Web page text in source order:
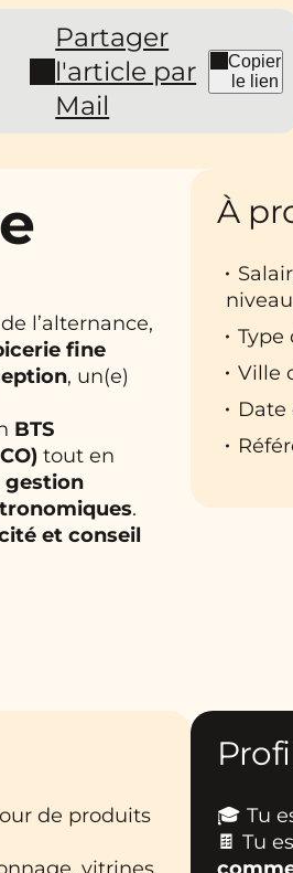
Partager
l'article par
Mail
Copier
le lien
l’alternance,
fine
, un(e)
BTS
tout en
gestion
.
et conseil
À
Type
Ville
Date
de produits
🎓 Tu
🍫 Tu